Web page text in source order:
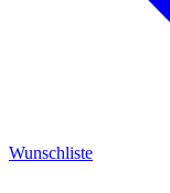
Wunschliste